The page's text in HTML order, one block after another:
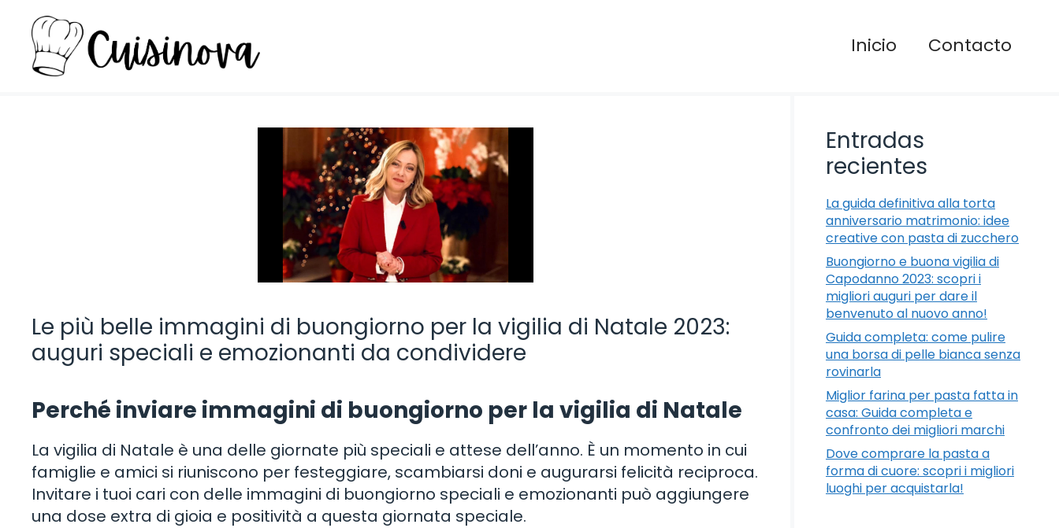
contenuto
Inicio Contacto
Le più belle immagini di buongiorno per la vigilia di Natale 2023:
auguri speciali e emozionanti da condividere
Perché inviare immagini di buongiorno per la vigilia di Natale
La vigilia di Natale è una delle giornate più speciali e attese dell’anno. È un momento in cui
famiglie e amici si riuniscono per festeggiare, scambiarsi doni e augurarsi felicità reciproca.
Invitare i tuoi cari con delle immagini di buongiorno speciali e emozionanti può aggiungere
una dose extra di gioia e positività a questa giornata speciale.
Entradas
recientes
La guida definitiva alla torta
anniversario matrimonio: idee
creative con pasta di zucchero
Buongiorno e buona vigilia di
Capodanno 2023: scopri i
migliori auguri per dare il
benvenuto al nuovo anno!
Guida completa: come pulire
una borsa di pelle bianca senza
rovinarla
Miglior farina per pasta fatta in
casa: Guida completa e
confronto dei migliori marchi
Dove comprare la pasta a
forma di cuore: scopri i migliori
luoghi per acquistarla!